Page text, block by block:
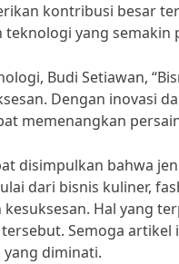
kontribusi besar
yang
Budi Setiawan,
Dengan inovasi
memenangkan
disimpulkan bahwa
dari bisnis kuliner,
Hal yang
Semoga
yang diminati.